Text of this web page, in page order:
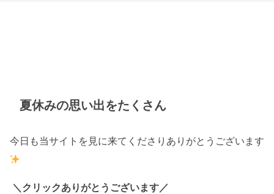
夏休みの思い出をたくさん
今日も当サイトを見に来てくださりありがとうございます
＼クリックありがとうございます／